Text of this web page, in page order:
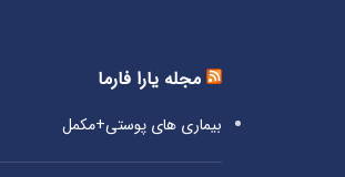
مجله یارا فارما
بیماری‌ های پوستی+مکمل